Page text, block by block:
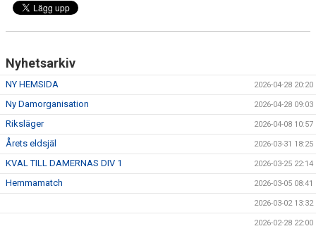
VÅRA LAG/TRÄNARE
MEDLEMS INFO
UNGDOMSKOMMITTÉN
Nyhetsarkiv
NY HEMSIDA 2026-04-28 20:20
Ny Damorganisation 2026-04-28 09:03
Riksläger 2026-04-08 10:57
Årets eldsjäl 2026-03-31 18:25
KVAL TILL DAMERNAS DIV 1 2026-03-25 22:14
Hemmamatch 2026-03-05 08:41
2026-03-02 13:32
2026-02-28 22:00